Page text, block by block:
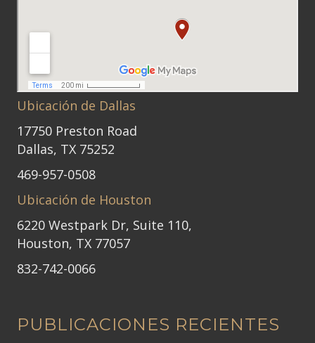
Ubicación de Dallas
17750 Preston Road
Dallas, TX 75252
469-957-0508
Ubicación de Houston
6220 Westpark Dr, Suite 110,
Houston, TX 77057
832-742-0066
PUBLICACIONES RECIENTES